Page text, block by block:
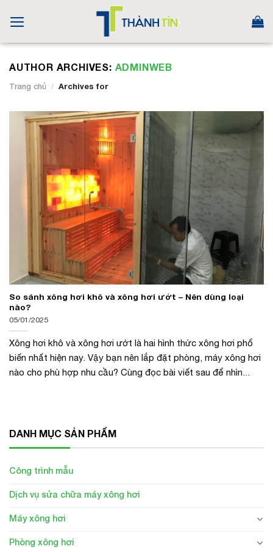
AUTHOR ARCHIVES: ADMINWEB
Trang chủ / Archives for
So sánh xông hơi khô và xông hơi ướt – Nên dùng loại
nào?
05/01/2025
Xông hơi khô và xông hơi ướt là hai hình thức xông hơi phổ
biến nhất hiện nay. Vậy bạn nên lắp đặt phòng, máy xông hơi
nào cho phù hợp nhu cầu? Cùng đọc bài viết sau để nhìn...
DANH MỤC SẢN PHẨM
Công trình mẫu
Dịch vụ sửa chữa máy xông hơi
Máy xông hơi
Phòng xông hơi